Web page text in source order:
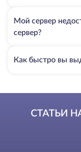
Мой сервер
сервер?
Как быстро вы
СТАТЬИ